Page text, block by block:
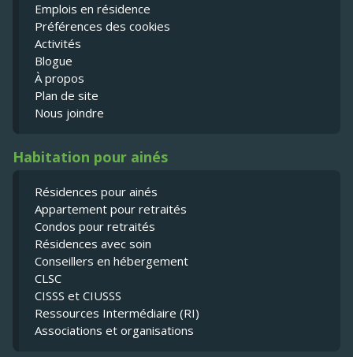
Emplois en résidence
Préférences des cookies
Activités
Blogue
À propos
Plan de site
Nous joindre
Habitation pour ainés
Résidences pour ainés
Appartement pour retraités
Condos pour retraités
Résidences avec soin
Conseillers en hébergement
CLSC
CISSS et CIUSSS
Ressources Intermédiaire (RI)
Associations et organisations